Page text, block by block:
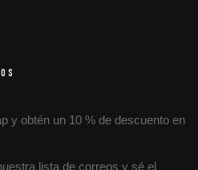
y obtén un 10 % de descuento en
lista de correos y sé el